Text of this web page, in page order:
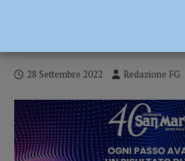
28 Settembre 2022 Redazione FG